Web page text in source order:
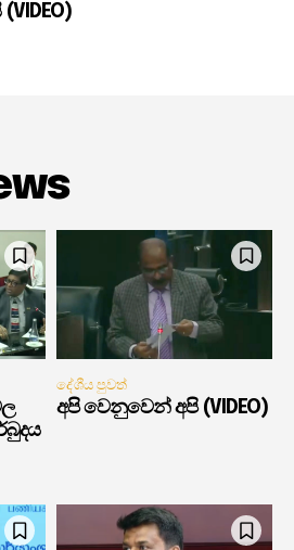
දේශීය පුවත්
අපි වෙනුවෙන් අපි (VIDEO)